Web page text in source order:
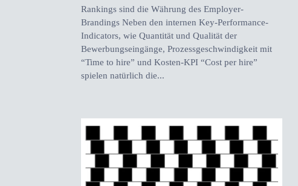
Rankings sind die Währung des Employer-
Brandings Neben den internen Key-Performance-
Indicators, wie Quantität und Qualität der
Bewerbungseingänge, Prozessgeschwindigkeit mit
“Time to hire” und Kosten-KPI “Cost per hire”
spielen natürlich die...